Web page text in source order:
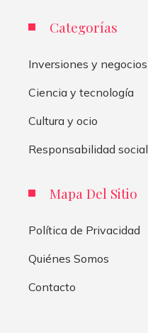
Categorías
Inversiones y negocios
Ciencia y tecnología
Cultura y ocio
Responsabilidad social
Mapa Del Sitio
Política de Privacidad
Quiénes Somos
Contacto